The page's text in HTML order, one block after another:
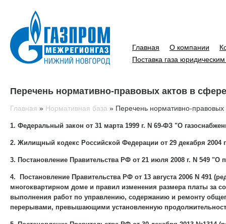
Главная О компании
Поставка газа
Перечень нормативно-правовых актов в
Главная » Нормативная база » Перечень нормативно-
1. Федеральный закон от 31 марта 1999 г. N 69-ФЗ "О
2. Жилищный кодекс Российской Федерации от 29 декабря 2004
3. Постановление Правительства РФ от 21 июля 2008 г. N 549
4. Постановление Правительства РФ от 13 августа 2006 N 491
многоквартирном доме и правил изменения размера платы за
выполнения работ по управлению, содержанию и ремонту
перерывами, превышающими установленную